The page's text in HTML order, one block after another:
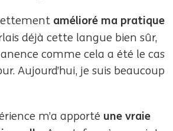
amélioré ma pratique
déjà cette langue bien sûr,
comme cela a été le cas
Aujourd’hui, je suis beaucoup
m’a apporté une vraie